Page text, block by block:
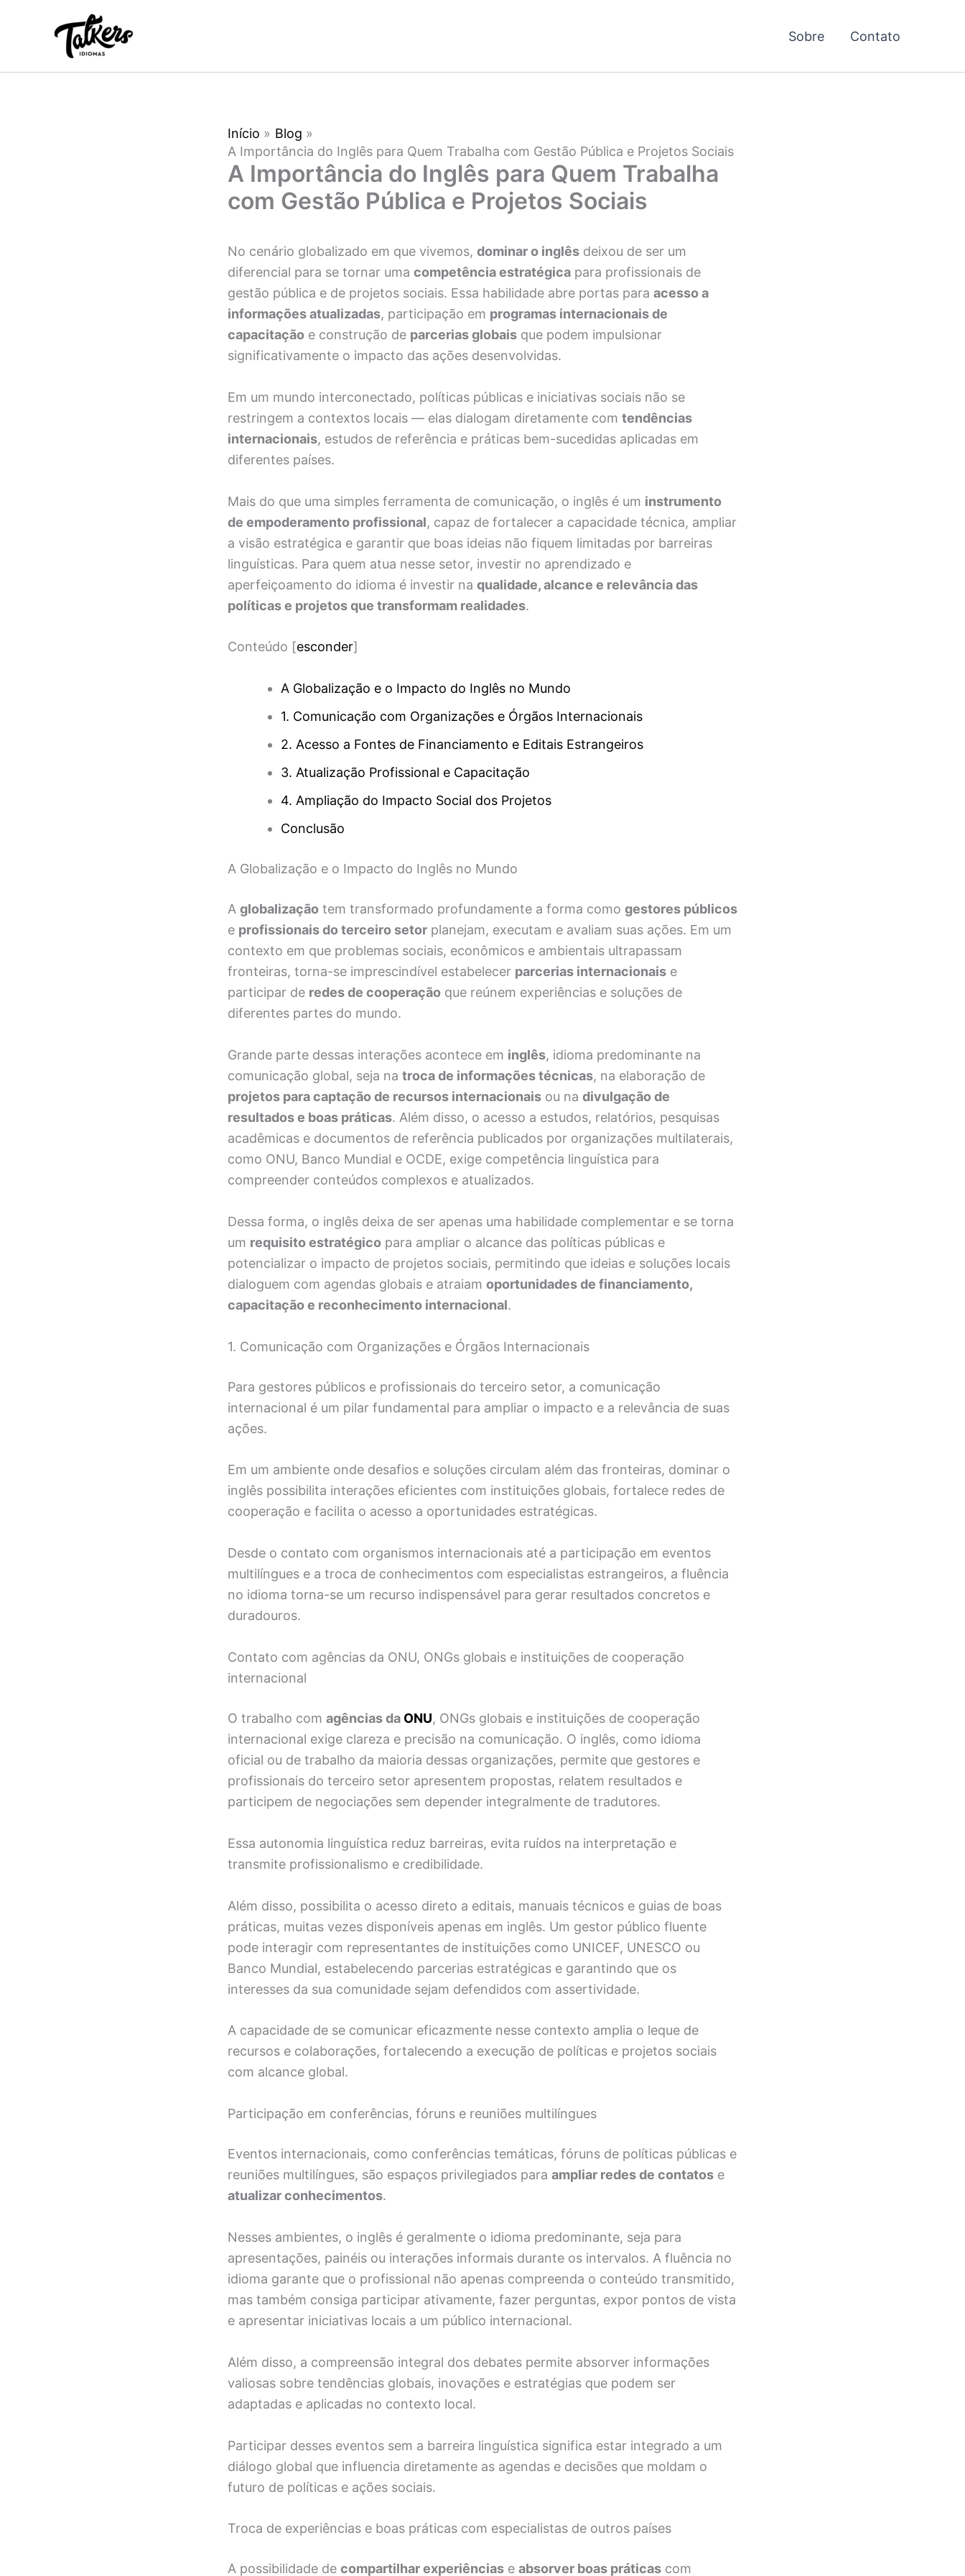
conteúdo
Sobre Contato
Início
Blog
A Importância do Inglês para Quem Trabalha com Gestão Pública e Projetos Sociais
A Importância do Inglês para Quem Trabalha
com Gestão Pública e Projetos Sociais
No cenário globalizado em que vivemos, dominar o inglês deixou de ser um
diferencial para se tornar uma competência estratégica para profissionais de
gestão pública e de projetos sociais. Essa habilidade abre portas para acesso a
informações atualizadas, participação em programas internacionais de
capacitação e construção de parcerias globais que podem impulsionar
significativamente o impacto das ações desenvolvidas.
Em um mundo interconectado, políticas públicas e iniciativas sociais não se
restringem a contextos locais — elas dialogam diretamente com tendências
internacionais, estudos de referência e práticas bem-sucedidas aplicadas em
diferentes países.
Mais do que uma simples ferramenta de comunicação, o inglês é um instrumento
de empoderamento profissional, capaz de fortalecer a capacidade técnica, ampliar
a visão estratégica e garantir que boas ideias não fiquem limitadas por barreiras
linguísticas. Para quem atua nesse setor, investir no aprendizado e
aperfeiçoamento do idioma é investir na qualidade, alcance e relevância das
políticas e projetos que transformam realidades.
Conteúdo [esconder]
A Globalização e o Impacto do Inglês no Mundo
1. Comunicação com Organizações e Órgãos Internacionais
2. Acesso a Fontes de Financiamento e Editais Estrangeiros
3. Atualização Profissional e Capacitação
4. Ampliação do Impacto Social dos Projetos
Conclusão
A Globalização e o Impacto do Inglês no Mundo
A globalização tem transformado profundamente a forma como gestores públicos
e profissionais do terceiro setor planejam, executam e avaliam suas ações. Em um
contexto em que problemas sociais, econômicos e ambientais ultrapassam
fronteiras, torna-se imprescindível estabelecer parcerias internacionais e
participar de redes de cooperação que reúnem experiências e soluções de
diferentes partes do mundo.
Grande parte dessas interações acontece em inglês, idioma predominante na
comunicação global, seja na troca de informações técnicas, na elaboração de
projetos para captação de recursos internacionais ou na divulgação de
resultados e boas práticas. Além disso, o acesso a estudos, relatórios, pesquisas
acadêmicas e documentos de referência publicados por organizações multilaterais,
como ONU, Banco Mundial e OCDE, exige competência linguística para
compreender conteúdos complexos e atualizados.
Dessa forma, o inglês deixa de ser apenas uma habilidade complementar e se torna
um requisito estratégico para ampliar o alcance das políticas públicas e
potencializar o impacto de projetos sociais, permitindo que ideias e soluções locais
dialoguem com agendas globais e atraiam oportunidades de financiamento,
capacitação e reconhecimento internacional.
1. Comunicação com Organizações e Órgãos Internacionais
Para gestores públicos e profissionais do terceiro setor, a comunicação
internacional é um pilar fundamental para ampliar o impacto e a relevância de suas
ações.
Em um ambiente onde desafios e soluções circulam além das fronteiras, dominar o
inglês possibilita interações eficientes com instituições globais, fortalece redes de
cooperação e facilita o acesso a oportunidades estratégicas.
Desde o contato com organismos internacionais até a participação em eventos
multilíngues e a troca de conhecimentos com especialistas estrangeiros, a fluência
no idioma torna-se um recurso indispensável para gerar resultados concretos e
duradouros.
Contato com agências da ONU, ONGs globais e instituições de cooperação
internacional
O trabalho com agências da ONU, ONGs globais e instituições de cooperação
internacional exige clareza e precisão na comunicação. O inglês, como idioma
oficial ou de trabalho da maioria dessas organizações, permite que gestores e
profissionais do terceiro setor apresentem propostas, relatem resultados e
participem de negociações sem depender integralmente de tradutores.
Essa autonomia linguística reduz barreiras, evita ruídos na interpretação e
transmite profissionalismo e credibilidade.
Além disso, possibilita o acesso direto a editais, manuais técnicos e guias de boas
práticas, muitas vezes disponíveis apenas em inglês. Um gestor público fluente
pode interagir com representantes de instituições como UNICEF, UNESCO ou
Banco Mundial, estabelecendo parcerias estratégicas e garantindo que os
interesses da sua comunidade sejam defendidos com assertividade.
A capacidade de se comunicar eficazmente nesse contexto amplia o leque de
recursos e colaborações, fortalecendo a execução de políticas e projetos sociais
com alcance global.
Participação em conferências, fóruns e reuniões multilíngues
Eventos internacionais, como conferências temáticas, fóruns de políticas públicas e
reuniões multilíngues, são espaços privilegiados para ampliar redes de contatos e
atualizar conhecimentos.
Nesses ambientes, o inglês é geralmente o idioma predominante, seja para
apresentações, painéis ou interações informais durante os intervalos. A fluência no
idioma garante que o profissional não apenas compreenda o conteúdo transmitido,
mas também consiga participar ativamente, fazer perguntas, expor pontos de vista
e apresentar iniciativas locais a um público internacional.
Além disso, a compreensão integral dos debates permite absorver informações
valiosas sobre tendências globais, inovações e estratégias que podem ser
adaptadas e aplicadas no contexto local.
Participar desses eventos sem a barreira linguística significa estar integrado a um
diálogo global que influencia diretamente as agendas e decisões que moldam o
futuro de políticas e ações sociais.
Troca de experiências e boas práticas com especialistas de outros países
A possibilidade de compartilhar experiências e absorver boas práticas com